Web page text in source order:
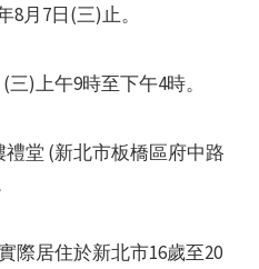
8月7日(三)止。
)上午9時至下午4時。
堂 (新北市板橋區府中路
際居住於新北市16歲至20